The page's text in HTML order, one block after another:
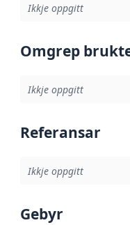
Ikkje oppgitt
Omgrep
Ikkje oppgitt
Referansar
Ikkje oppgitt
Gebyr